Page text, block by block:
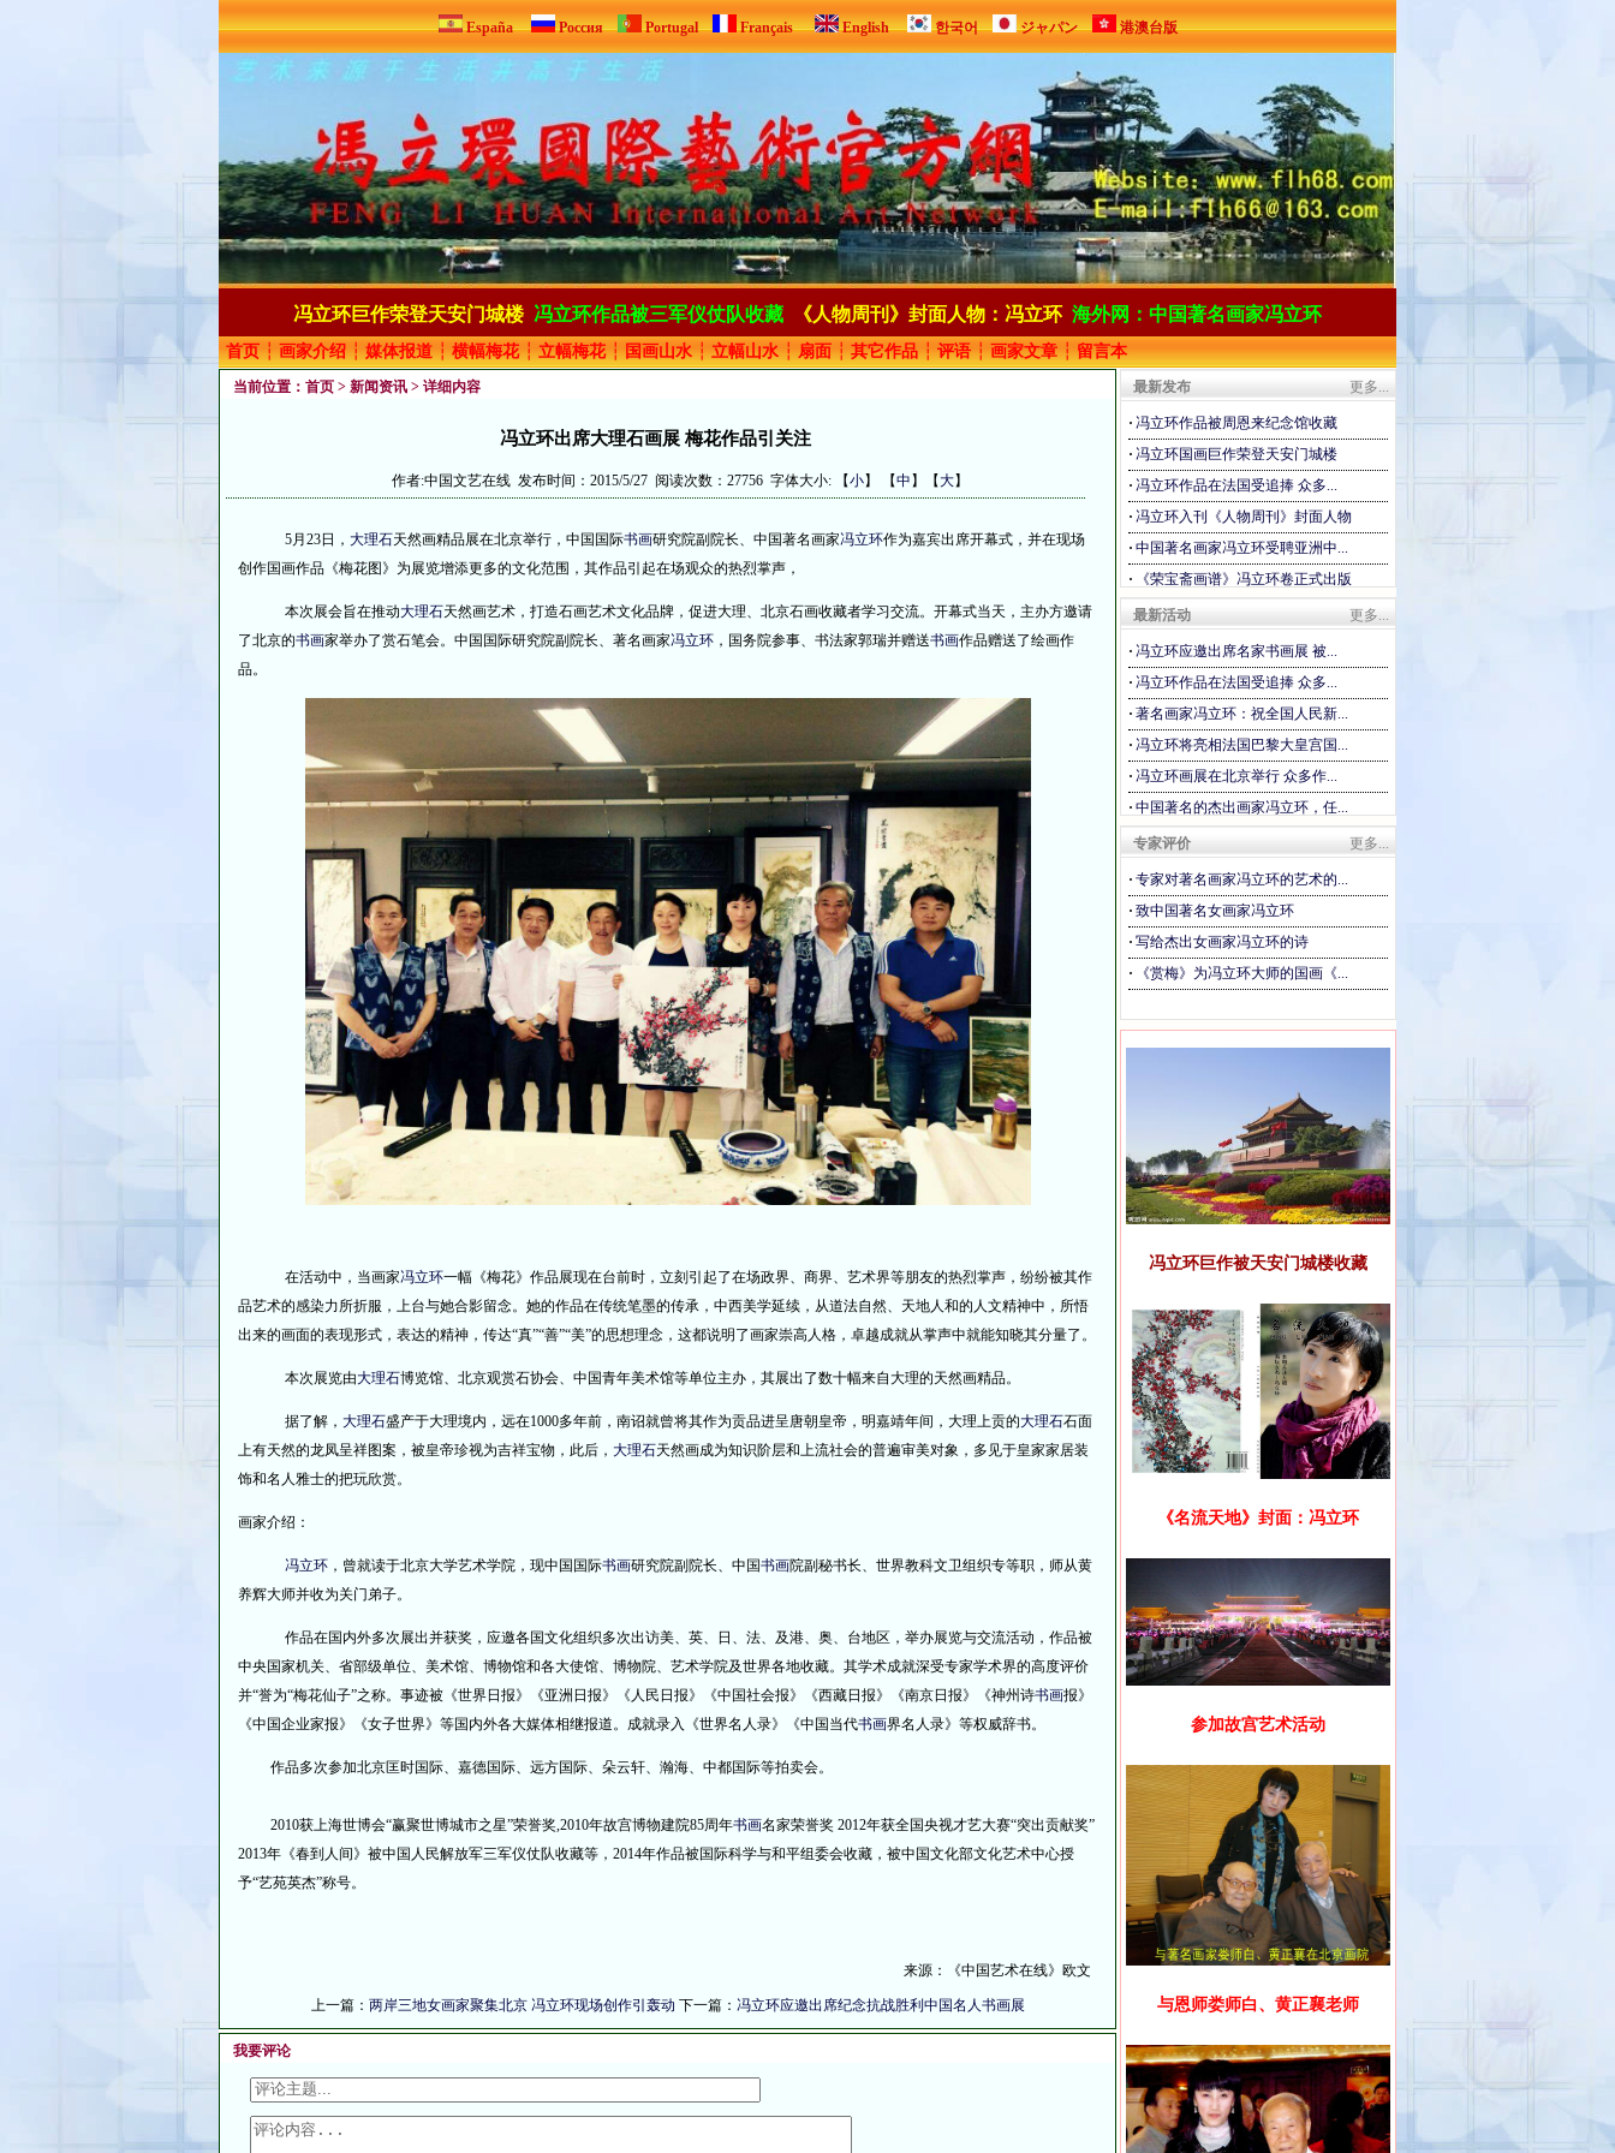
España Россия Portugal Français English 한국어 ジャパン 港澳台版
冯立环巨作荣登天安门城楼 冯立环作品被三军仪仗队收藏 《人物周刊》封面人物：冯立环 海外网：中国著名画家冯立环
首页 ┆ 画家介绍 ┆ 媒体报道 ┆ 横幅梅花 ┆ 立幅梅花 ┆ 国画山水 ┆ 立幅山水 ┆ 扇面 ┆ 其它作品 ┆ 评语 ┆ 画家文章 ┆ 留言本
当前位置： 首页 > 新闻资讯 > 详细内容
冯立环出席大理石画展 梅花作品引关注
作者:中国文艺在线 发布时间：2015/5/27 阅读次数：27756 字体大小: 【小】 【中 】【大】
5月23日， 大理石天然画精品展在北京举行，中国国际书画研究院副院长、中国著名画家冯立环作为嘉宾出席开幕式，并在现场
创作国画作品《梅花图》为展览增添更多的文化范围，其作品引起在场观众的热烈掌声，
本次展会旨在推动大理石天然画艺术，打造石画艺术文化品牌，促进大理、北京石画收藏者学习交流。开幕式当天，主办方邀请
了北京的书画家举办了赏石笔会。中国国际研究院副院长、著名画家冯立环 ，国务院参事、书法家郭瑞并赠送书画作品赠送了绘画作
品。
在活动中，当画家冯立环一幅《梅花》作品展现在台前时，立刻引起了在场政界、商界、艺术界等朋友的热烈掌声，纷纷被其作
品艺术的感染力所折服，上台与她合影留念。她的作品在传统笔墨的传承，中西美学延续，从道法自然、天地人和的人文精神中，所悟
出来的画面的表现形式，表达的精神，传达“真”“善”“美”的思想理念，这都说明了画家崇高人格，卓越成就从掌声中就能知晓其分量了。
本次展览由大理石博览馆、北京观赏石协会、中国青年美术馆等单位主办，其展出了数十幅来自大理的天然画精品。
据了解， 大理石盛产于大理境内，远在1000多年前，南诏就曾将其作为贡品进呈唐朝皇帝，明嘉靖年间，大理上贡的大理石石面
上有天然的龙凤呈祥图案，被皇帝珍视为吉祥宝物，此后， 大理石天然画成为知识阶层和上流社会的普遍审美对象，多见于皇家家居装
饰和名人雅士的把玩欣赏。
画家介绍：
冯立环 ，曾就读于北京大学艺术学院，现中国国际书画研究院副院长、中国书画院副秘书长、世界教科文卫组织专等职，师从黄
养辉大师并收为关门弟子。
作品在国内外多次展出并获奖，应邀各国文化组织多次出访美、英、日、法、及港、奥、台地区，举办展览与交流活动，作品被
中央国家机关、省部级单位、美术馆、博物馆和各大使馆、博物院、艺术学院及世界各地收藏。其学术成就深受专家学术界的高度评价
并“誉为“梅花仙子”之称。事迹被《世界日报》《亚洲日报》《人民日报》《中国社会报》《西藏日报》《南京日报》《神州诗书画报》
《中国企业家报》《女子世界》等国内外各大媒体相继报道。成就录入《世界名人录》《中国当代书画界名人录》等权威辞书。
作品多次参加北京匡时国际、嘉德国际、远方国际、朵云轩、瀚海、中都国际等拍卖会。
2010获上海世博会“赢聚世博城市之星”荣誉奖,2010年故宫博物建院85周年书画名家荣誉奖 2012年获全国央视才艺大赛“突出贡献奖”
2013年《春到人间》被中国人民解放军三军仪仗队收藏等，2014年作品被国际科学与和平组委会收藏，被中国文化部文化艺术中心授
予“艺苑英杰”称号。
来源：《中国艺术在线》欧文
上一篇： 两岸三地女画家聚集北京 冯立环现场创作引轰动 下一篇： 冯立环应邀出席纪念抗战胜利中国名人书画展
我要评论
更多...
最新发布
· 冯立环作品被周恩来纪念馆收藏
· 冯立环国画巨作荣登天安门城楼
· 冯立环作品在法国受追捧 众多...
· 冯立环入刊《人物周刊》封面人物
· 中国著名画家冯立环受聘亚洲中...
·
《荣宝斋画谱》冯立环卷正式出版
更多...
最新活动
· 冯立环应邀出席名家书画展 被...
· 冯立环作品在法国受追捧 众多...
· 著名画家冯立环：祝全国人民新...
· 冯立环将亮相法国巴黎大皇宫国...
· 冯立环画展在北京举行 众多作...
· 中国著名的杰出画家冯立环，任...
·《大公报》著名画家冯立环：巨...
冯立环作品被周恩来纪念馆收藏
更多...
专家评价
· 专家对著名画家冯立环的艺术的...
· 致中国著名女画家冯立环
· 写给杰出女画家冯立环的诗
·
《赏梅》为冯立环大师的国画《...
冯立环巨作被天安门城楼收藏
《名流天地》封面：冯立环
参加故宫艺术活动
与恩师娄师白、黄正襄老师